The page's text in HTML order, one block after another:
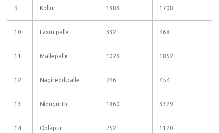
9 Kollur 1383 1708
10 Laxmipalle 332 468
11 Mallepalle 1023 1852
12 Nagireddipalle 246 454
13 Nidugurthi 1860 3329
14 Oblapur 752 1120